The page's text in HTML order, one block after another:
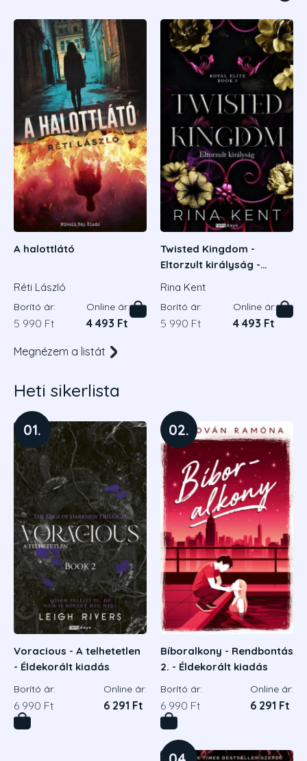
Heti sikerlista
01.
Voracious - A telhetetlen
- Éldekorált kiadás
Borító ár:
6 990 Ft
Online ár:
6 291 Ft
02.
Bíboralkony - Rendbontás
2. - Éldekorált kiadás
Borító ár:
6 990 Ft
Online ár:
6 291 Ft
A halottlátó
Réti László
Borító ár:
5 990 Ft
Online ár:
4 493 Ft
Twisted Kingdom -
Eltorzult királyság -
Rina Kent
Borító ár:
5 990 Ft
Online ár:
4 493 Ft
Megnézem a listát